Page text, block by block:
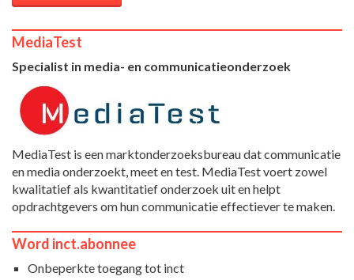
MediaTest
Specialist in media- en communicatieonderzoek
MediaTest is een marktonderzoeksbureau dat communicatie
en media onderzoekt, meet en test. MediaTest voert zowel
kwalitatief als kwantitatief onderzoek uit en helpt
opdrachtgevers om hun communicatie effectiever te maken.
Word inct.abonnee
Onbeperkte toegang tot inct